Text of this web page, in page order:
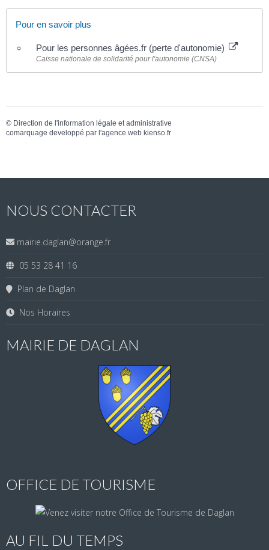
Pour en savoir plus
Pour les personnes âgées.fr (perte d'autonomie)
Caisse nationale de solidarité pour l'autonomie (CNSA)
© Direction de l'information légale et administrative
comarquage developpé par l'agence web kienso.fr
NOUS CONTACTER
mairie.daglan@orange.fr
05 53 28 41 16
Plan de Daglan
Nos Horaires
MAIRIE DE DAGLAN
OFFICE DE TOURISME
AU FIL DU TEMPS